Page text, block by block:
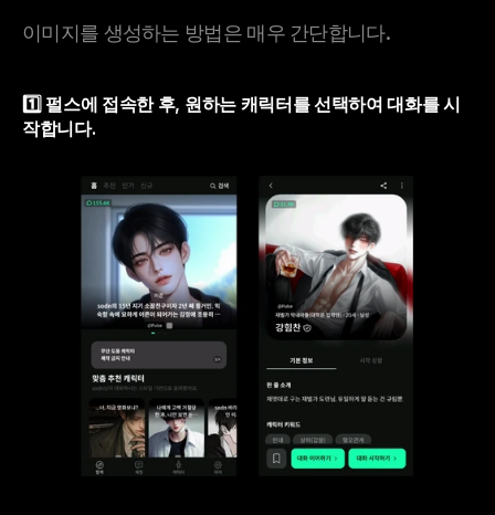
이미지를 생성하는 방법은 매우 간단합니다.
1️⃣ 펄스에 접속한 후, 원하는 캐릭터를 선택하여 대화를 시
작합니다.